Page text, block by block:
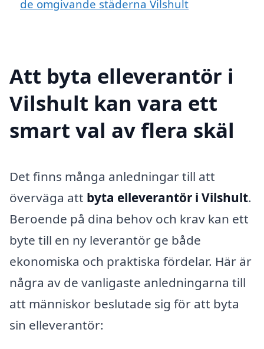
de omgivande städerna Vilshult
Att byta elleverantör i
Vilshult kan vara ett
smart val av flera skäl
Det finns många anledningar till att
överväga att byta elleverantör i Vilshult.
Beroende på dina behov och krav kan ett
byte till en ny leverantör ge både
ekonomiska och praktiska fördelar. Här är
några av de vanligaste anledningarna till
att människor beslutade sig för att byta
sin elleverantör: